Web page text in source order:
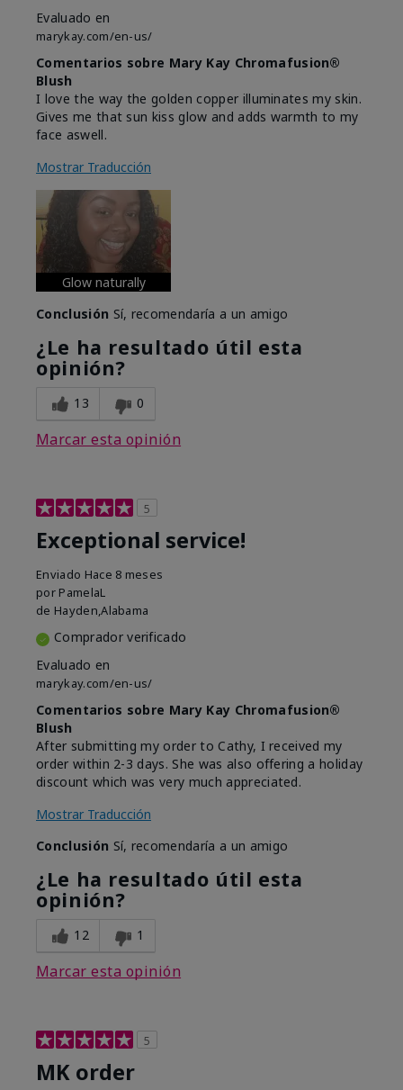
Evaluado en
marykay.com/en-us/
Comentarios sobre Mary Kay Chromafusion®
Blush
I love the way the golden copper illuminates my skin.
Gives me that sun kiss glow and adds warmth to my
face aswell.
Mostrar Traducción
Glow naturally
Conclusión Sí, recomendaría a un amigo
¿Le ha resultado útil esta
opinión?
13 0
Marcar esta opinión
5
Exceptional service!
Enviado Hace 8 meses
por PamelaL
de Hayden,Alabama
Comprador verificado
Evaluado en
marykay.com/en-us/
Comentarios sobre Mary Kay Chromafusion®
Blush
After submitting my order to Cathy, I received my
order within 2-3 days. She was also offering a holiday
discount which was very much appreciated.
Mostrar Traducción
Conclusión Sí, recomendaría a un amigo
¿Le ha resultado útil esta
opinión?
12 1
Marcar esta opinión
5
MK order